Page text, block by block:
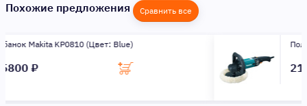
Похожие предложения Сравнить все
Полировальная машина Makita 9237CB (Цвет..
21466 ₽